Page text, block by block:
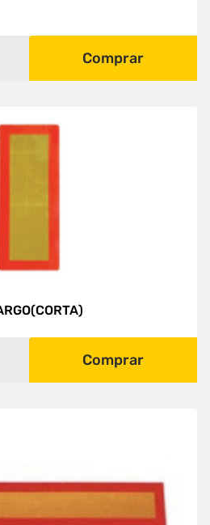
Comprar
Comprar